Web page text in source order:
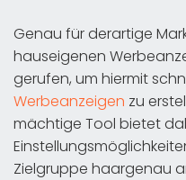
Genau für derartige
hauseigenen
gerufen, um hiermit
Werbeanzeigen zu
mächtige Tool bietet
Zielgruppe haargenau